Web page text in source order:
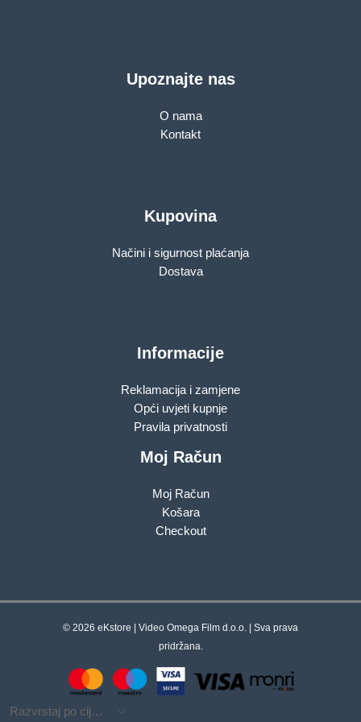
Upoznajte nas
O nama
Kontakt
Kupovina
Načini i sigurnost plaćanja
Dostava
Informacije
Reklamacija i zamjene
Opći uvjeti kupnje
Pravila privatnosti
Moj Račun
Moj Račun
Košara
Checkout
© 2026 eKstore | Video Omega Film d.o.o. | Sva prava
pridržana.